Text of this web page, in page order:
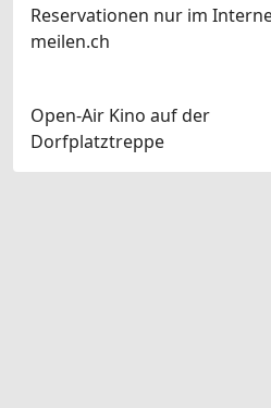
Reservationen nur im
meilen.ch
Open-Air Kino auf der
Dorfplatztreppe